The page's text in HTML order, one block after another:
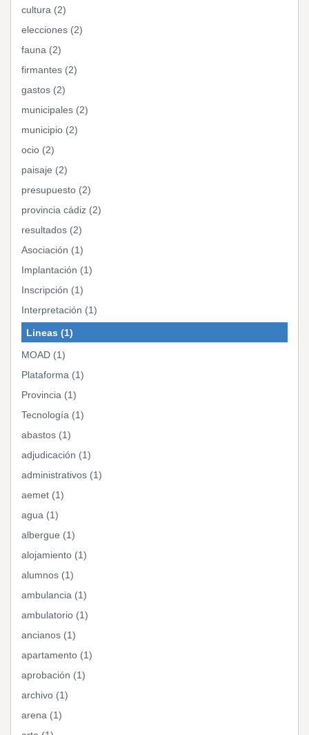
cultura (2)
elecciones (2)
fauna (2)
firmantes (2)
gastos (2)
municipales (2)
municipio (2)
ocio (2)
paisaje (2)
presupuesto (2)
provincia cádiz (2)
resultados (2)
Asociación (1)
Implantación (1)
Inscripción (1)
Interpretación (1)
Lineas (1)
MOAD (1)
Plataforma (1)
Provincia (1)
Tecnología (1)
abastos (1)
adjudicación (1)
administrativos (1)
aemet (1)
agua (1)
albergue (1)
alojamiento (1)
alumnos (1)
ambulancia (1)
ambulatorio (1)
ancianos (1)
apartamento (1)
aprobación (1)
archivo (1)
arena (1)